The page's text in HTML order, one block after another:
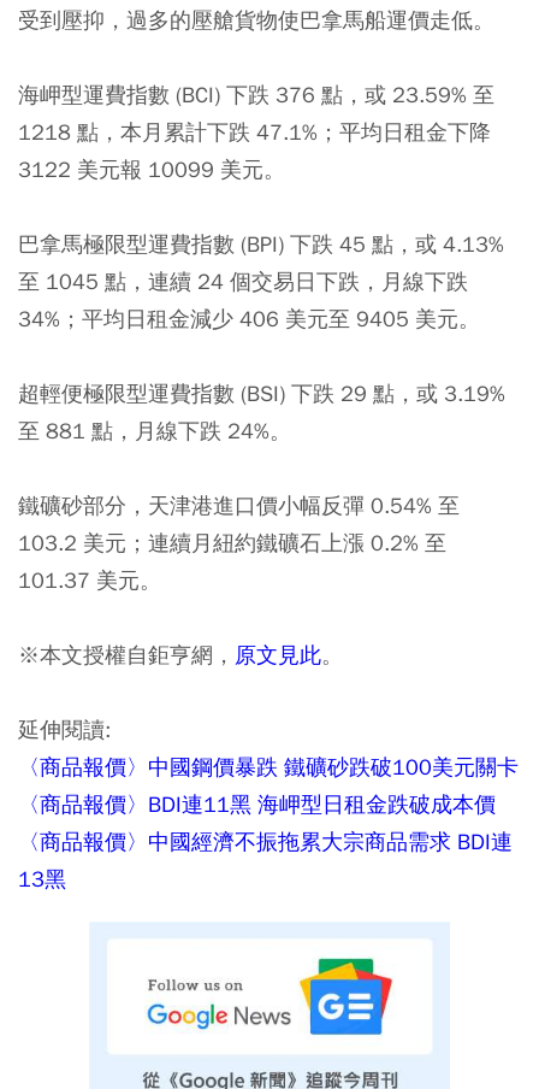
受到壓抑，過多的壓艙貨物使巴拿馬船運價走低。
海岬型運費指數 (BCI) 下跌 376 點，或 23.59% 至
1218 點，本月累計下跌 47.1%；平均日租金下降
3122 美元報 10099 美元。
巴拿馬極限型運費指數 (BPI) 下跌 45 點，或 4.13%
至 1045 點，連續 24 個交易日下跌，月線下跌
34%；平均日租金減少 406 美元至 9405 美元。
超輕便極限型運費指數 (BSI) 下跌 29 點，或 3.19%
至 881 點，月線下跌 24%。
鐵礦砂部分，天津港進口價小幅反彈 0.54% 至
103.2 美元；連續月紐約鐵礦石上漲 0.2% 至
101.37 美元。
※本文授權自鉅亨網， 原文見此。
延伸閱讀:
〈商品報價〉中國鋼價暴跌 鐵礦砂跌破100美元關卡
〈商品報價〉BDI連11黑 海岬型日租金跌破成本價
〈商品報價〉中國經濟不振拖累大宗商品需求 BDI連
13黑